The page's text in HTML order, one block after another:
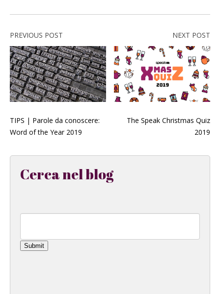
PREVIOUS POST
TIPS | Parole da conoscere:
Word of the Year 2019
NEXT POST
The Speak Christmas Quiz
2019
Cerca nel blog
Submit